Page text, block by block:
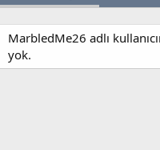
MarbledMe26 adlı
yok.